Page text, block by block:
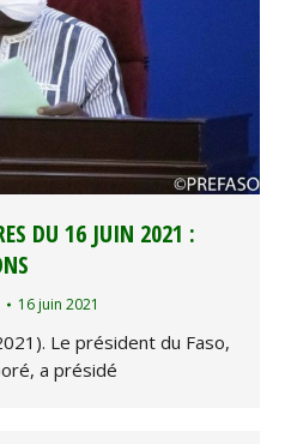
DU 16 JUIN 2021 :
16 juin 2021
Le président du Faso,
a présidé